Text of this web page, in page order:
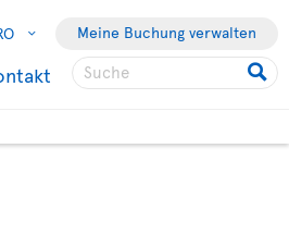
Meine Buchung verwalten